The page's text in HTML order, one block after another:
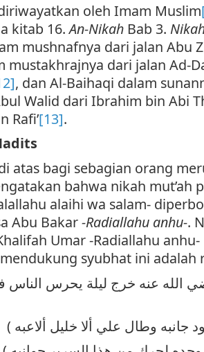
oleh Imam Muslim
kitab 16.An-Nikah Bab 3.
mushnafnya dari jalan Abu
mustakhrajnya dari jalan Ad-
, dan Al-Baihaqi dalam
Walid dari Ibrahim bin Abi
Rafi’[13].
atas bagi sebagian orang
bahwa nikah mut’ah
alaihi wa salam-
Abu Bakar-Radiallahu anhu-.
Umar -Radiallahu
syubhat ini
الله عنه خرج ليلة يحرس الناس
جانبه وطال علي ألا خليل ألاعبه )